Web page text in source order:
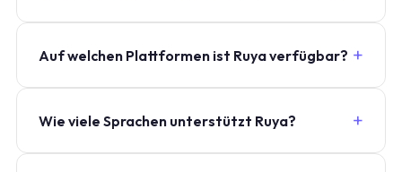
Auf welchen Plattformen ist Ruya verfügbar?
Wie viele Sprachen unterstützt Ruya?